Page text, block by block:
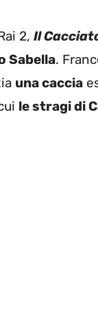
2, Il
Sabella.
una caccia
le stragi di